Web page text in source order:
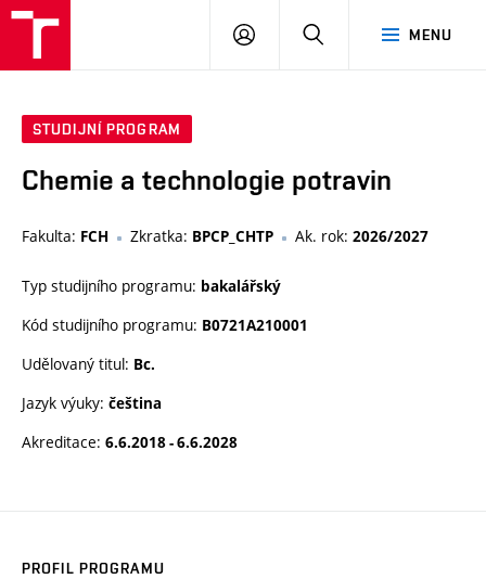
MENU
PŘIHLÁSIT
STUDIJNÍ PROGRAM
Chemie a technologie potravin
Fakulta: FCH Zkratka: BPCP_CHTP Ak. rok: 2026/2027
Typ studijního programu: bakalářský
Kód studijního programu: B0721A210001
Udělovaný titul: Bc.
Jazyk výuky: čeština
Akreditace: 6.6.2018 - 6.6.2028
PROFIL PROGRAMU